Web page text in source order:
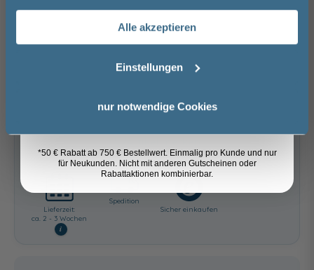
Alle akzeptieren
Einstellungen
nur notwendige Cookies
Lieferzeit:
ca. 2 - 3 Wochen
i
Spedition
Sicher einkaufen
Email
Anmelden
*50 € Rabatt ab 750 € Bestellwert. Einmalig pro Kunde und nur
für Neukunden. Nicht mit anderen Gutscheinen oder
Rabattaktionen kombinierbar.